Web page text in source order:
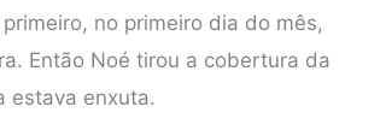
no primeiro dia do mês,
Então Noé tirou a cobertura da
estava enxuta.